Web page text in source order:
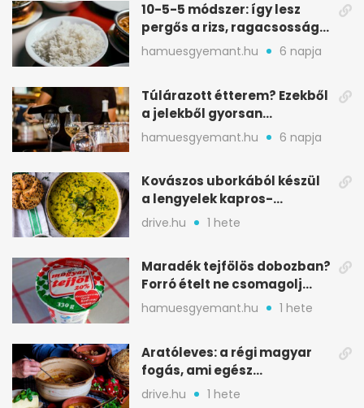
10-5-5 módszer: így lesz
pergős a rizs, ragacsosság
nélkül
hamuesgyemant.hu 6 napja
Túlárazott étterem? Ezekből
a jelekből gyorsan
észreveheted
hamuesgyemant.hu 6 napja
Kovászos uborkából készül
a lengyelek kapros-
savanykás levese
drive.hu 1 hete
Maradék tejfölös dobozban?
Forró ételt ne csomagolj
ilyen tégelybe
hamuesgyemant.hu 1 hete
Aratóleves: a régi magyar
fogás, ami egész
csapatokat jóllakatott
drive.hu 1 hete